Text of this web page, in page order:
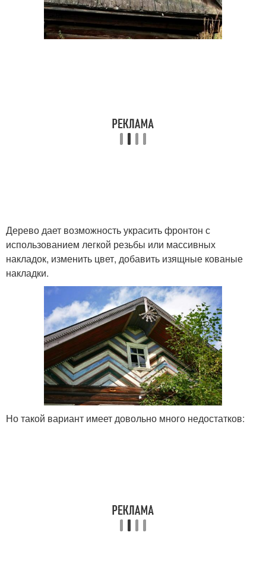
Дерево дает возможность украсить фронтон с
использованием легкой резьбы или массивных
накладок, изменить цвет, добавить изящные кованые
накладки.
Но такой вариант имеет довольно много недостатков: